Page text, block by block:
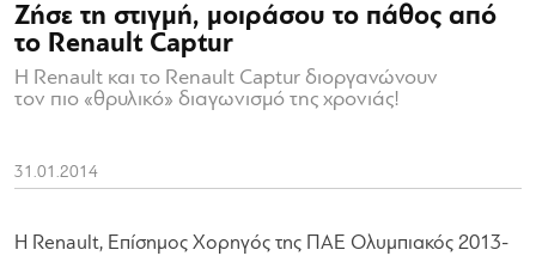
Ζήσε τη στιγμή, μοιράσου το πάθος από
το Renault Captur
Η Renault και το Renault Captur διοργανώνουν
τον πιο «θρυλικό» διαγωνισμό της χρονιάς!
31.01.2014
Η Renault, Επίσημος Χορηγός της ΠΑΕ Ολυμπιακός 2013-